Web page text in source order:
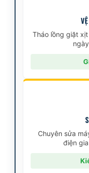
Tháo lồng giặt
Chuyên sửa
điện